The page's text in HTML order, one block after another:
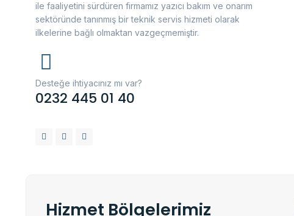
ile faaliyetini sürdüren firmamız yazıcı bakım ve onarım
sektöründe tanınmış bir teknik servis hizmeti olarak
ilkelerine bağlı olmaktan vazgeçmemiştir.
Desteğe ihtiyacınız mı var?
0232 445 01 40
Hizmet Bölgelerimiz